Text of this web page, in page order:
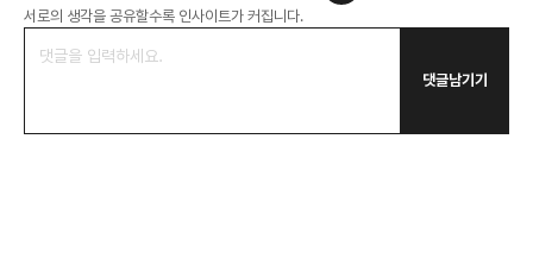
서로의 생각을 공유할수록 인사이트가 커집니다.
댓글남기기